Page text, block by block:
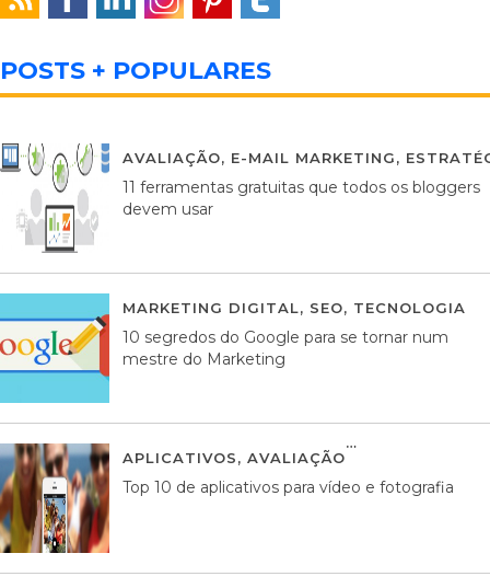
POSTS + POPULARES
AVALIAÇÃO, E-MAIL MARKETING,
11 ferramentas gratuitas que todos os bloggers
devem usar
MARKETING DIGITAL, SEO, TECNOLOGIA
10 segredos do Google para se tornar num
mestre do Marketing
APLICATIVOS, AVALIAÇÃO
Top 10 de aplicativos para vídeo e fotografia